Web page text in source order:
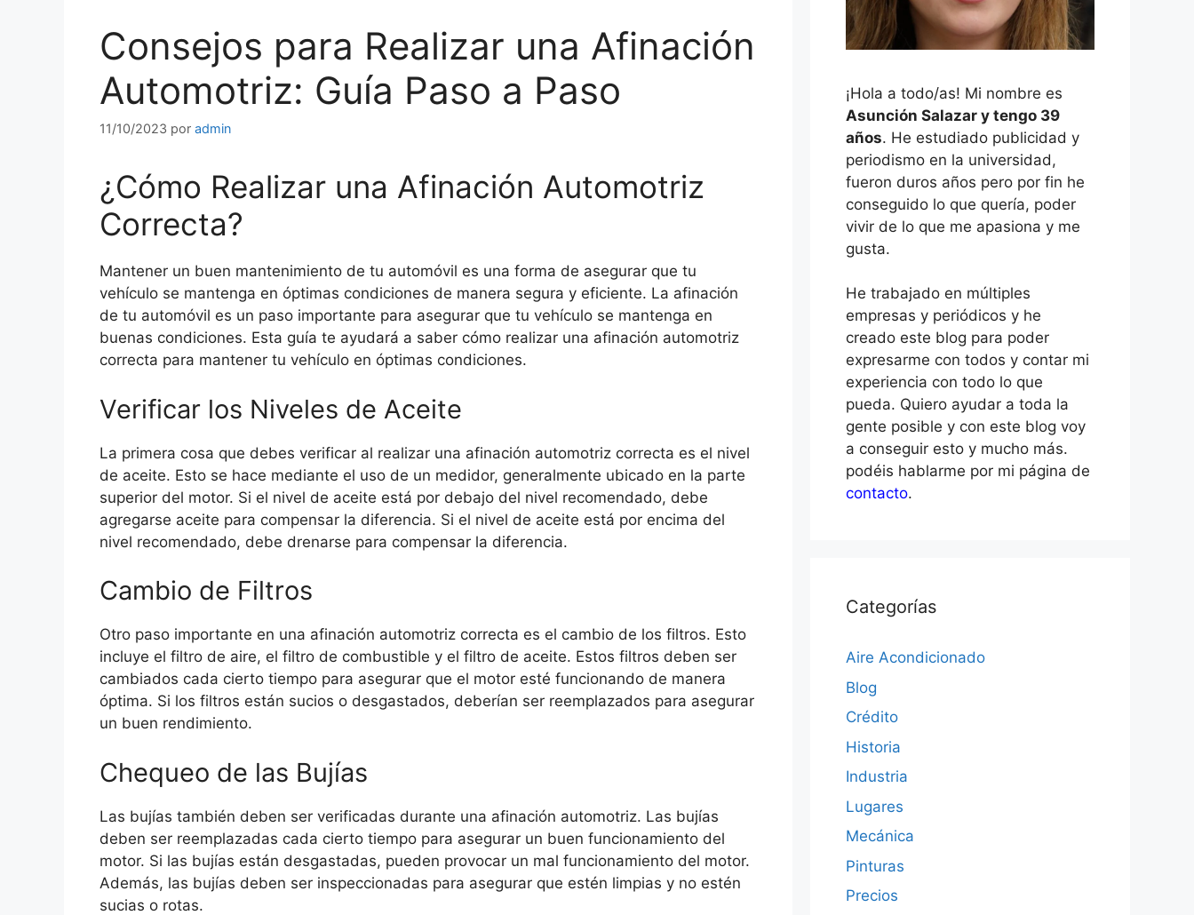
Consejos para Realizar una Afinación
Automotriz: Guía Paso a Paso
11/10/2023 por admin
¿Cómo Realizar una Afinación Automotriz
Correcta?
Mantener un buen mantenimiento de tu automóvil es una forma de asegurar que tu
vehículo se mantenga en óptimas condiciones de manera segura y eficiente. La afinación
de tu automóvil es un paso importante para asegurar que tu vehículo se mantenga en
buenas condiciones. Esta guía te ayudará a saber cómo realizar una afinación automotriz
correcta para mantener tu vehículo en óptimas condiciones.
Verificar los Niveles de Aceite
La primera cosa que debes verificar al realizar una afinación automotriz correcta es el nivel
de aceite. Esto se hace mediante el uso de un medidor, generalmente ubicado en la parte
superior del motor. Si el nivel de aceite está por debajo del nivel recomendado, debe
agregarse aceite para compensar la diferencia. Si el nivel de aceite está por encima del
nivel recomendado, debe drenarse para compensar la diferencia.
Cambio de Filtros
Otro paso importante en una afinación automotriz correcta es el cambio de los filtros. Esto
incluye el filtro de aire, el filtro de combustible y el filtro de aceite. Estos filtros deben ser
cambiados cada cierto tiempo para asegurar que el motor esté funcionando de manera
óptima. Si los filtros están sucios o desgastados, deberían ser reemplazados para asegurar
un buen rendimiento.
Chequeo de las Bujías
Las bujías también deben ser verificadas durante una afinación automotriz. Las bujías
deben ser reemplazadas cada cierto tiempo para asegurar un buen funcionamiento del
motor. Si las bujías están desgastadas, pueden provocar un mal funcionamiento del motor.
Además, las bujías deben ser inspeccionadas para asegurar que estén limpias y no estén
sucias o rotas.
¡Hola a todo/as! Mi nombre es
Asunción Salazar y tengo 39
años. He estudiado publicidad y
periodismo en la universidad,
fueron duros años pero por fin he
conseguido lo que quería, poder
vivir de lo que me apasiona y me
gusta.
He trabajado en múltiples
empresas y periódicos y he
creado este blog para poder
expresarme con todos y contar mi
experiencia con todo lo que
pueda. Quiero ayudar a toda la
gente posible y con este blog voy
a conseguir esto y mucho más.
podéis hablarme por mi página de
contacto.
Categorías
Aire Acondicionado
Blog
Crédito
Historia
Industria
Lugares
Mecánica
Pinturas
Precios